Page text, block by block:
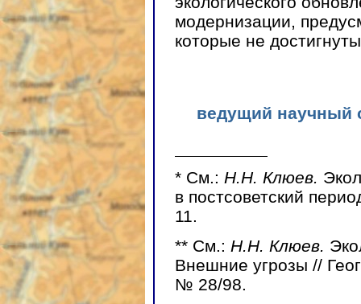
модернизации,
которые не
ведущий научный
* См.: Н.Н. Клюев.
в постсоветский
11.
** См.: Н.Н. Клюев.
Внешние угрозы //
№ 28/98.